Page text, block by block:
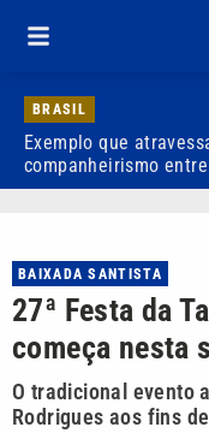
BRASIL
Exemplo que
companheirismo
BAIXADA SANTISTA
27ª Festa da
começa nesta
O tradicional evento
Rodrigues aos fins